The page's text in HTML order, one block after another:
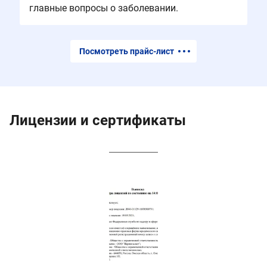
главные вопросы о заболевании.
Посмотреть прайс-лист
Лицензии и сертификаты